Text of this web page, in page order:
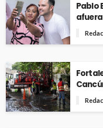
Pablo